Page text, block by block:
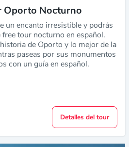
Oporto Nocturno
un encanto irresistible y podrás
tour nocturno en español.
de Oporto y lo mejor de la
paseas por sus monumentos
con un guía en español.
Detalles del tour